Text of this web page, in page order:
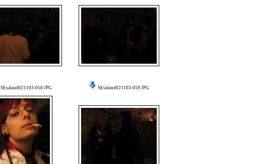
SEsalaud021103-058.JPG SEsalaud021103-059.JPG